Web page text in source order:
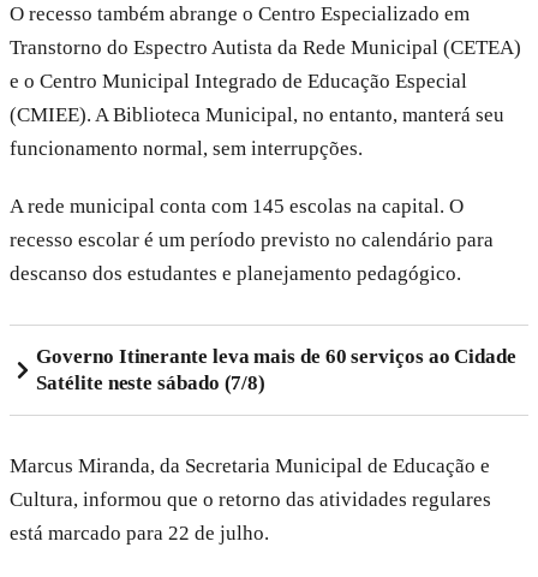
O recesso também abrange o Centro Especializado em
Transtorno do Espectro Autista da Rede Municipal (CETEA)
e o Centro Municipal Integrado de Educação Especial
(CMIEE). A Biblioteca Municipal, no entanto, manterá seu
funcionamento normal, sem interrupções.
A rede municipal conta com 145 escolas na capital. O
recesso escolar é um período previsto no calendário para
descanso dos estudantes e planejamento pedagógico.
Governo Itinerante leva mais de 60 serviços ao Cidade
Satélite neste sábado (7/8)
Marcus Miranda, da Secretaria Municipal de Educação e
Cultura, informou que o retorno das atividades regulares
está marcado para 22 de julho.